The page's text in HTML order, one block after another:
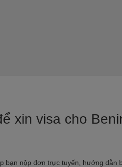
xin visa cho
bạn nộp đơn trực tuyến, hướng dẫn